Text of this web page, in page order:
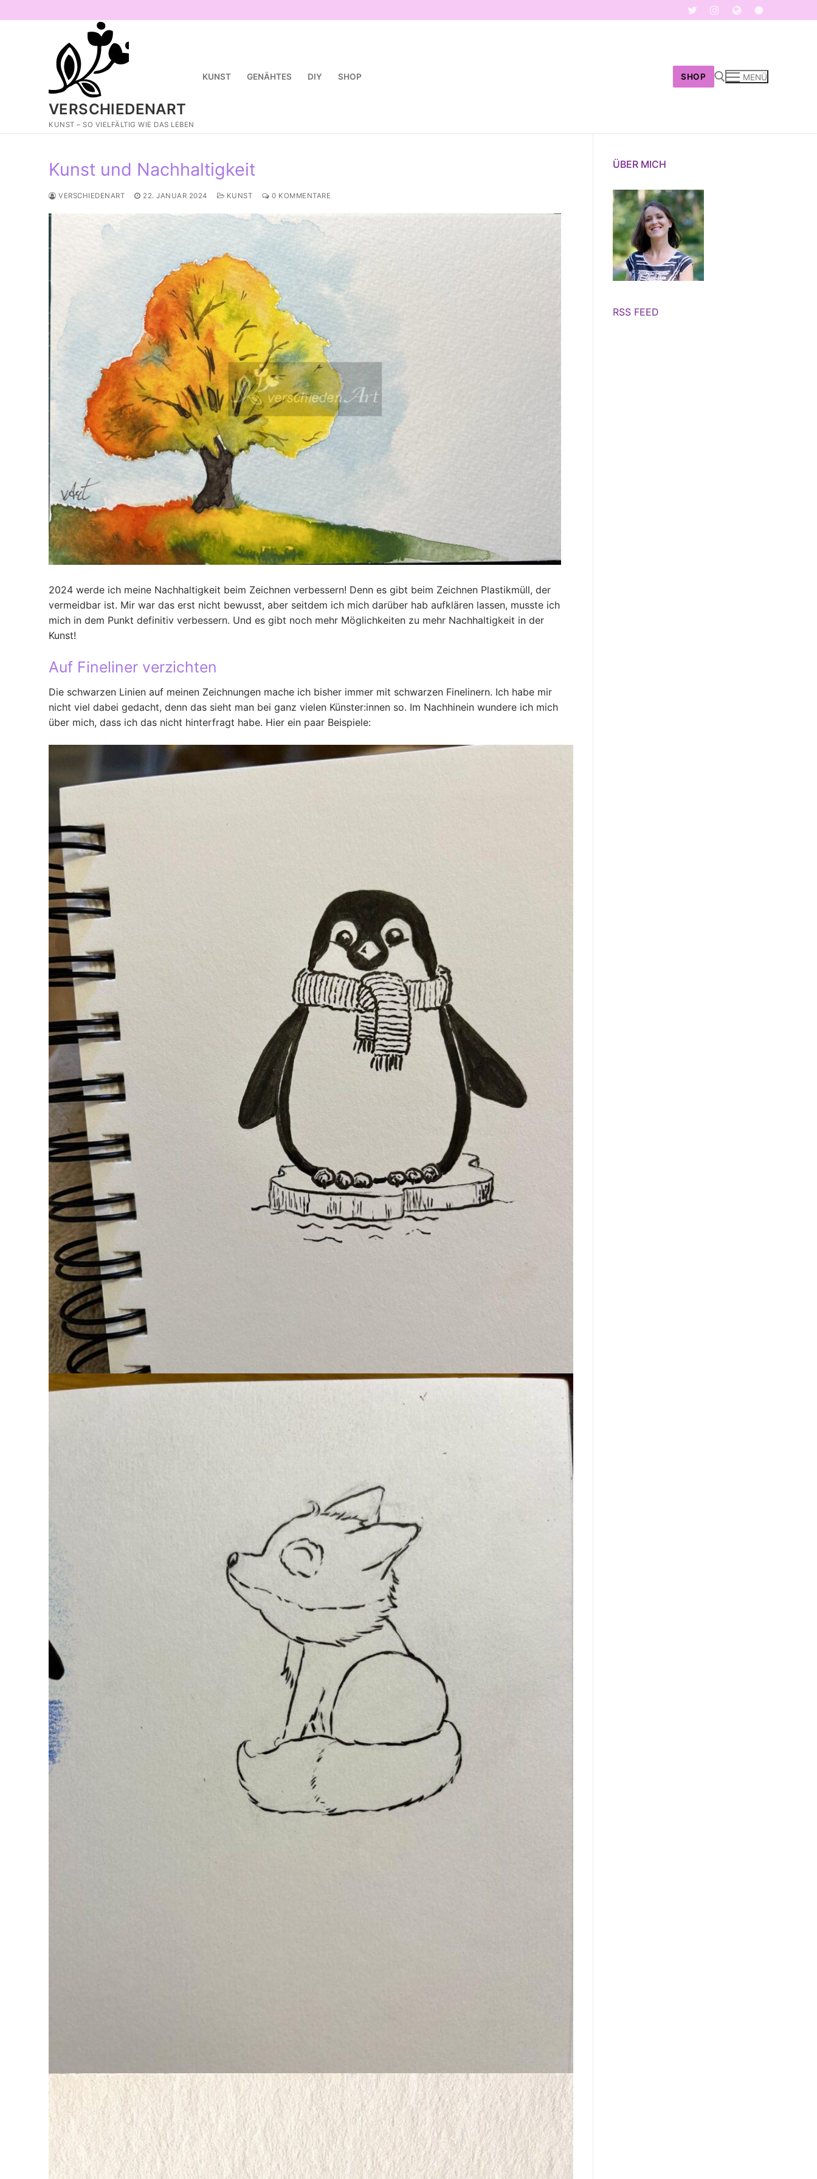
Inhalt
VERSCHIEDENART
KUNST – SO VIELFÄLTIG WIE DAS LEBEN
KUNST GENÄHTES DIY SHOP SHOP MENÜ
Kunst und Nachhaltigkeit
VERSCHIEDENART 22. JANUAR 2024 KUNST 0 KOMMENTARE
2024 werde ich meine Nachhaltigkeit beim Zeichnen verbessern! Denn es gibt beim Zeichnen Plastikmüll, der
vermeidbar ist. Mir war das erst nicht bewusst, aber seitdem ich mich darüber hab aufklären lassen, musste ich
mich in dem Punkt definitiv verbessern. Und es gibt noch mehr Möglichkeiten zu mehr Nachhaltigkeit in der
Kunst!
Auf Fineliner verzichten
Die schwarzen Linien auf meinen Zeichnungen mache ich bisher immer mit schwarzen Finelinern. Ich habe mir
nicht viel dabei gedacht, denn das sieht man bei ganz vielen Künster:innen so. Im Nachhinein wundere ich mich
über mich, dass ich das nicht hinterfragt habe. Hier ein paar Beispiele:
ÜBER MICH
RSS FEED